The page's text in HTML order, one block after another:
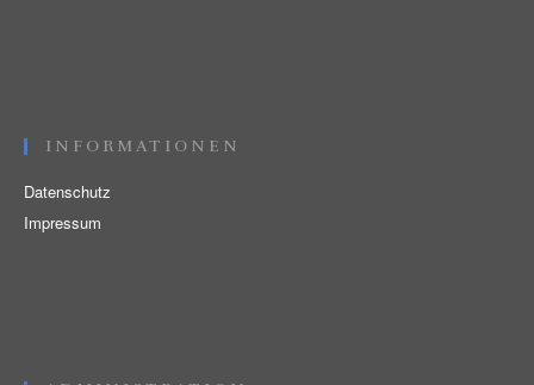
INFORMATIONEN
Datenschutz
Impressum